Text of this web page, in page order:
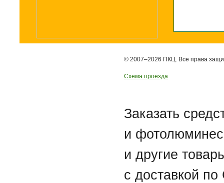
© 2007–2026 ПКЦ. Все права
Схема проезда
Заказать
и
и другие
с доставкой